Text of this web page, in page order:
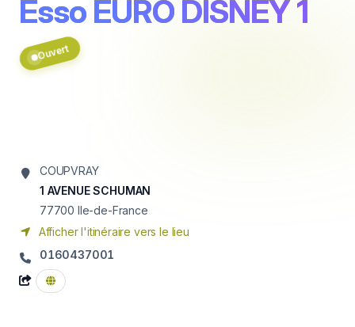
Esso EURO DISNEY 1
Ouvert
COUPVRAY
1 AVENUE SCHUMAN
77700 Ile-de-France
Afficher l'itinéraire vers le lieu
0160437001